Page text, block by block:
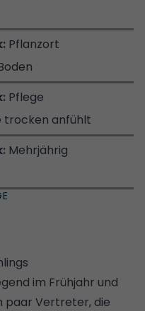
Pflanzort
Pflege
trocken anfühlt
Mehrjährig
im Frühjahr und
paar Vertreter, die